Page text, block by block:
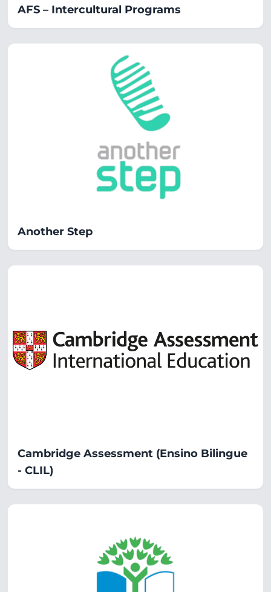
AFS – Intercultural Programs
Another Step
Cambridge Assessment (Ensino Bilingue
- CLIL)